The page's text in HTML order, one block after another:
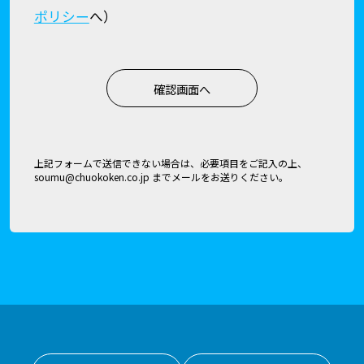
ポリシーへ）
上記フォームで送信できない場合は、必要項目をご記入の上、
soumu@chuokoken.co.jp までメールをお送りください。